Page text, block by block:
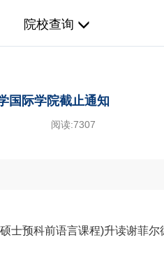
院校查询
国际学院截止通知
阅读:7307
士预科前语言课程)升读谢菲尔